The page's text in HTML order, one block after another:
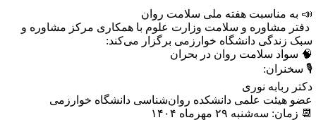
به مناسبت هفته ملی سلامت روان
مشاوره و سلامت وزارت علوم با همکاری مرکز مشاوره و
زندگی دانشگاه خوارزمی برگزار می‌کند:
سواد سلامت روان در بحران
سخنران:
ربابه نوری
هیئت علمی دانشکده روان‌شناسی دانشگاه خوارزمی
زمان: سه‌شنبه ۲۹ مهرماه ۱۴۰۴